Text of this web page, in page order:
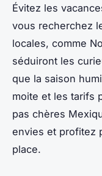
Évitez les
vous recherchez
locales, comme
séduiront les
que la saison
moite et les tarifs
pas chères
envies et profitez
place.